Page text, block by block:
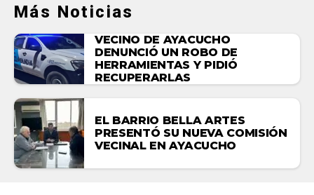
Más Noticias
VECINO DE AYACUCHO
DENUNCIÓ UN ROBO DE
HERRAMIENTAS Y PIDIÓ
RECUPERARLAS
EL BARRIO BELLA ARTES
PRESENTÓ SU NUEVA COMISIÓN
VECINAL EN AYACUCHO